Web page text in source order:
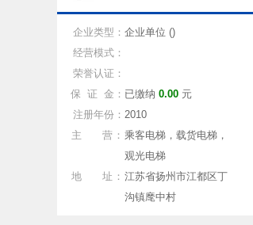
企业类型： 企业单位 ()
经营模式：
荣誉认证：
保 证 金： 已缴纳 0.00 元
注册年份： 2010
主 营： 乘客电梯，载货电梯，
观光电梯
地 址： 江苏省扬州市江都区丁
沟镇麾中村